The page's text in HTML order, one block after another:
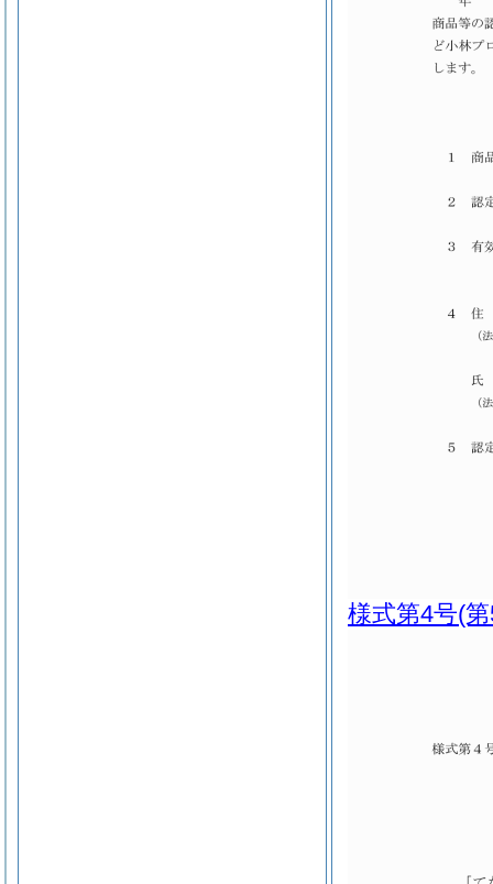
様式第4号(